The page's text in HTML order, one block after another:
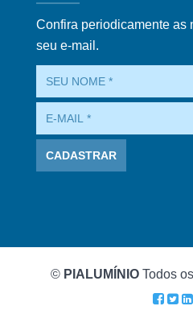
Confira periodicamente as
seu e-mail.
© PIALUMÍNIO Todos